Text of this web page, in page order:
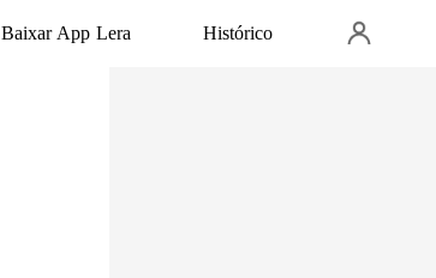
Baixar App Lera Histórico